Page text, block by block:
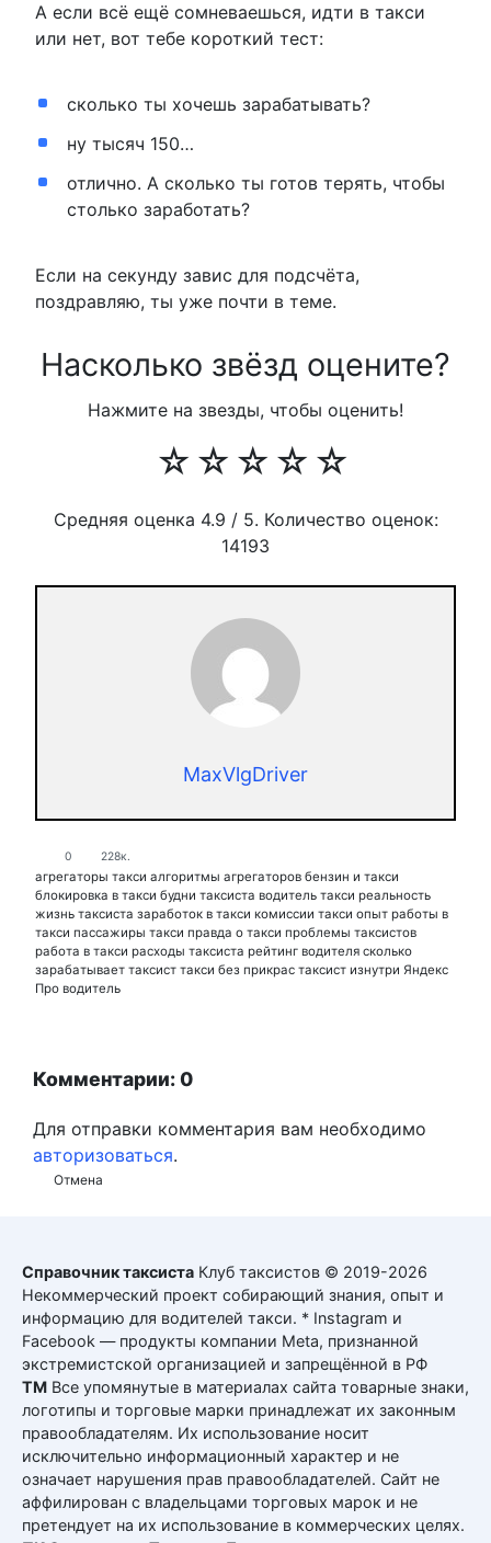
А если всё ещё сомневаешься, идти в такси
или нет, вот тебе короткий тест:
сколько ты хочешь зарабатывать?
ну тысяч 150…
отлично. А сколько ты готов терять, чтобы
столько заработать?
Если на секунду завис для подсчёта,
поздравляю, ты уже почти в теме.
Насколько звёзд оцените?
Нажмите на звезды, чтобы оценить!
☆
☆
☆
☆
☆
Средняя оценка 4.9 / 5. Количество оценок:
14193
MaxVlgDriver
0 228к.
агрегаторы такси алгоритмы агрегаторов бензин и такси
блокировка в такси будни таксиста водитель такси реальность
жизнь таксиста заработок в такси комиссии такси опыт работы в
такси пассажиры такси правда о такси проблемы таксистов
работа в такси расходы таксиста рейтинг водителя сколько
зарабатывает таксист такси без прикрас таксист изнутри Яндекс
Про водитель
Комментарии: 0
Отмена
Для отправки комментария вам необходимо
авторизоваться.
Справочник таксиста Клуб таксистов © 2019-2026
Некоммерческий проект собирающий знания, опыт и
информацию для водителей такси. * Instagram и
Facebook — продукты компании Meta, признанной
экстремистской организацией и запрещённой в РФ
ТМ Все упомянутые в материалах сайта товарные знаки,
логотипы и торговые марки принадлежат их законным
правообладателям. Их использование носит
исключительно информационный характер и не
означает нарушения прав правообладателей. Сайт не
аффилирован с владельцами торговых марок и не
претендует на их использование в коммерческих целях.